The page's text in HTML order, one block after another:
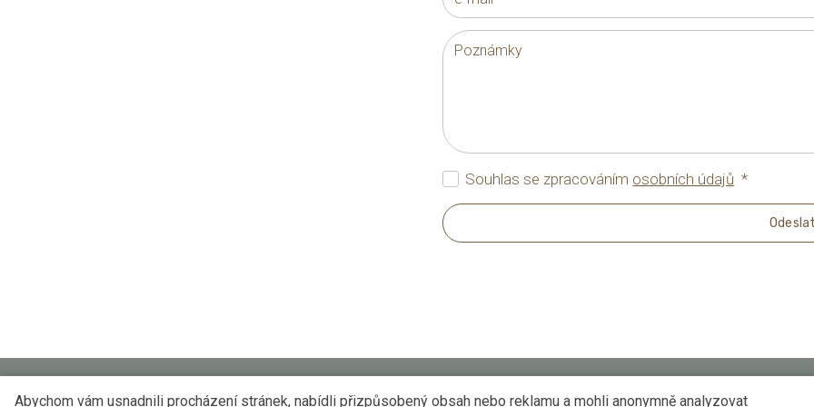
mail*
Poznámky
Souhlas se zpracováním osobních údajů *
Abychom vám usnadnili procházení stránek, nabídli přizpůsobený obsah nebo reklamu a mohli anonymně analyzovat